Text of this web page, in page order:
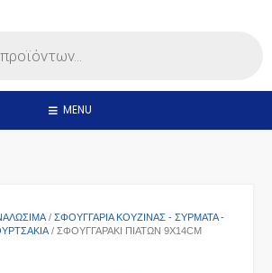
MENU
/ ΣΦΟΥΓΓΆΡΙΑ ΚΟΥΖΊΝΑΣ - ΣΎΡΜΑΤΑ -
/ ΣΦΟΥΓΓΑΡΆΚΙ ΠΙΆΤΩΝ 9X14CM